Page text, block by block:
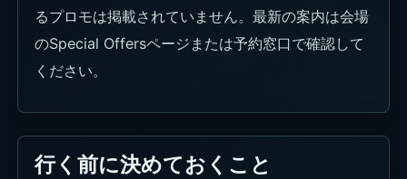
るプロモは掲載されていません。最新の案内は会場
のSpecial Offersページまたは予約窓口で確認して
ください。
行く前に決めておくこと